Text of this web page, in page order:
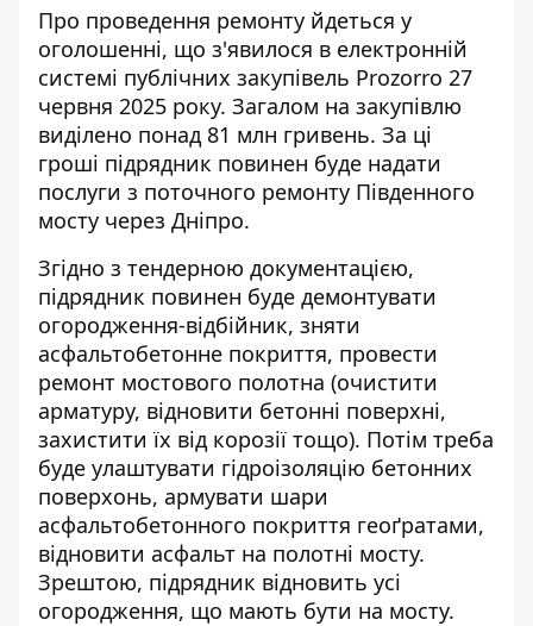
Про проведення ремонту йдеться у
оголошенні, що з'явилося в електронній
системі публічних закупівель Prozorro 27
червня 2025 року. Загалом на закупівлю
виділено понад 81 млн гривень. За ці
гроші підрядник повинен буде надати
послуги з поточного ремонту Південного
мосту через Дніпро.
Згідно з тендерною документацією,
підрядник повинен буде демонтувати
огородження-відбійник, зняти
асфальтобетонне покриття, провести
ремонт мостового полотна (очистити
арматуру, відновити бетонні поверхні,
захистити їх від корозії тощо). Потім треба
буде улаштувати гідроізоляцію бетонних
поверхонь, армувати шари
асфальтобетонного покриття геоґратами,
відновити асфальт на полотні мосту.
Зрештою, підрядник відновить усі
огородження, що мають бути на мосту.